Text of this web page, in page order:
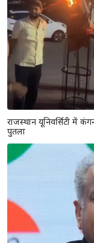
प्रधानमंत्री आवास
करोड़ रुपये की सहायता